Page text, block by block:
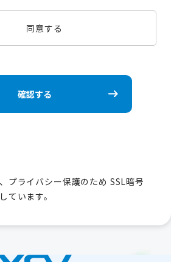
同意する
プライバシー保護のため SSL暗号
ています。